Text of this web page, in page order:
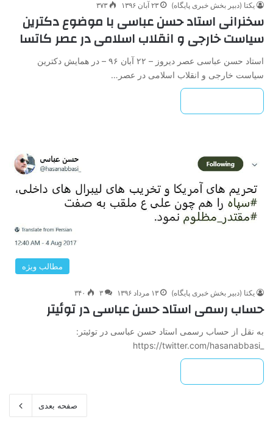
یکتا (دبیر بخش خبری پایگاه) ۲۳ آبان ۱۳۹۶ ۳۷۳
سخنرانی استاد حسن عباسی با موضوع دکترین
سیاست خارجی و انقلاب اسلامی در عصر کاتسا
استاد حسن عباسی عصر دیروز – ۲۲ آبان ۹۶ – در همایش دکترین
سیاست خارجی و انقلاب اسلامی در عصر…
مطالب ویژه
یکتا (دبیر بخش خبری پایگاه) ۱۳ مرداد ۱۳۹۶ ۳ ۳۴۰
حساب رسمی استاد حسن عباسی در توئیتر
به نقل از حساب رسمی استاد حسن عباسی در توئیتر:
صفحه بعدی